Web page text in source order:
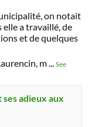
on notait
elle a travaillé, de
et de quelques
m
...See
adieux aux